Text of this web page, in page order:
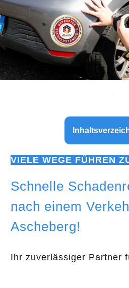
VIELE WEGE FÜHREN
Schnelle
nach einem
Ascheberg!
Ihr zuverlässiger Partner